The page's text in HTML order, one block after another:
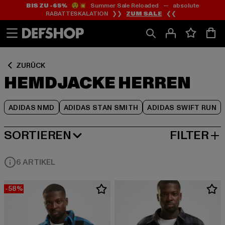
Zum
Inhalt
springen
Zum
Fußzeile
springen
BIS ZU -65%😲💥 Summer Sale Reloaded — absolute
RABATTESKALATION ❯❯ ZUM SALE ❮❮
ZURÜCK
HEMDJACKE HERREN
ADIDAS NMD ADIDAS STAN SMITH ADIDAS SWIFT RUN
Zum
Produktraster
springen
SORTIEREN
BELIEBTESTE FILTER
6 ARTIKEL
-58%